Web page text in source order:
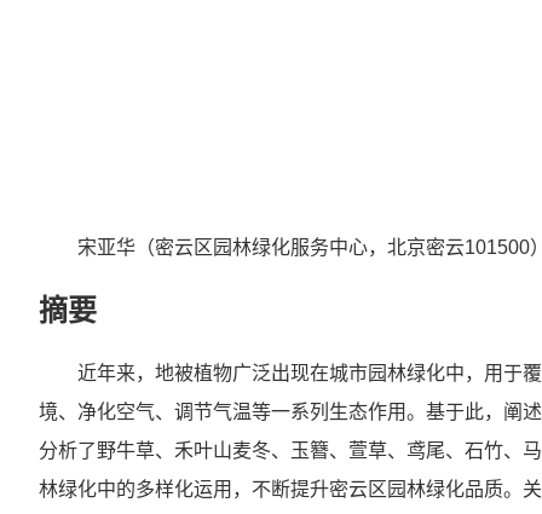
宋亚华（密云区园林绿化服务中心，北京密云101500
摘要
近年来，地被植物广泛出现在城市园林绿化中，用于
境、净化空气、调节气温等一系列生态作用。基于此，阐
分析了野牛草、禾叶山麦冬、玉簪、萱草、鸢尾、石竹、
林绿化中的多样化运用，不断提升密云区园林绿化品质。